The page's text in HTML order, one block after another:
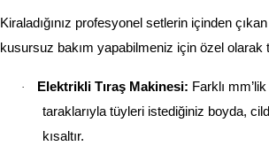
Kiraladığınız profesyonel setlerin içinden
kusursuz bakım yapabilmeniz için özel olarak
· Elektrikli Tıraş Makinesi: Farklı
taraklarıyla tüyleri istediğiniz boyda,
kısaltır.